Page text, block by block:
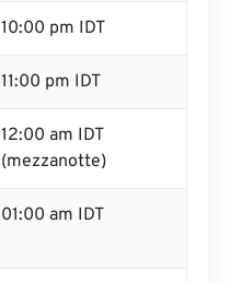
10:00 pm IDT
11:00 pm IDT
12:00 am IDT
(mezzanotte)
01:00 am IDT